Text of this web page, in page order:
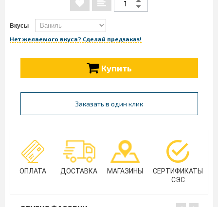
Вкусы
Нет желаемого вкуса? Сделай предзаказ!
Купить
Заказать в один клик
ОПЛАТА ДОСТАВКА МАГАЗИНЫ
СЕРТИФИКАТЫ
СЭС